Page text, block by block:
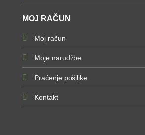
MOJ RAČUN
Moj račun
Moje narudžbe
Praćenje pošiljke
Kontakt